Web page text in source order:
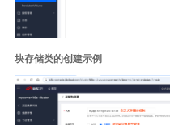
块存储类的创建示例